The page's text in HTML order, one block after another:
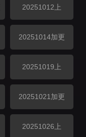
20251012上
20251014加更
20251019上
20251021加更
20251026上